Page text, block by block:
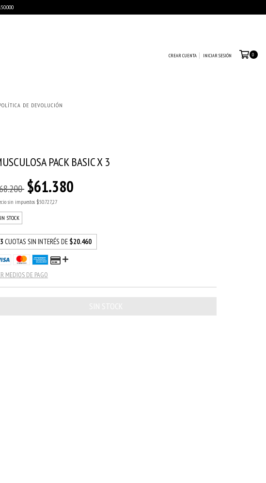
CREAR CUENTA INICIAR SESIÓN 0
DE DEVOLUCIÓN
PACK BASIC X 3
$61.380
sin impuestos $50.727,27
STOCK
3 CUOTAS SIN INTERÉS DE $20.460
MEDIOS DE PAGO